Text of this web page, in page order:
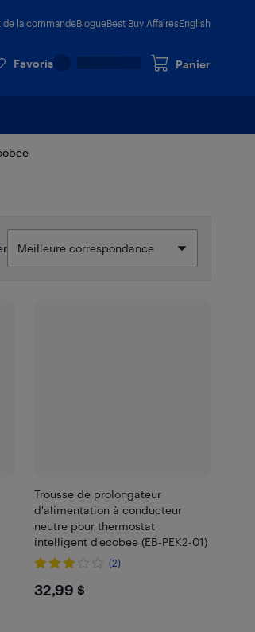
de la commandeBlogueBest Buy AffairesEnglish
Favoris Panier
Trousse de prolongateur
d'alimentation à conducteur
neutre pour thermostat
intelligent d'ecobee (EB-PEK2-01)
(2)
$32.99
32,99 $